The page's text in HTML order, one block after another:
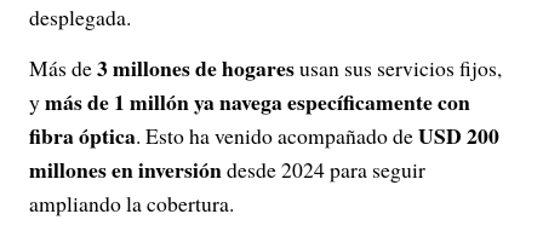
desplegada.
Más de3 millones de hogaresusan sus servicios fijos,
ymás de 1 millón ya navega específicamente con
fibra óptica. Esto ha venido acompañado deUSD 200
millones en inversióndesde 2024 para seguir
ampliando la cobertura.